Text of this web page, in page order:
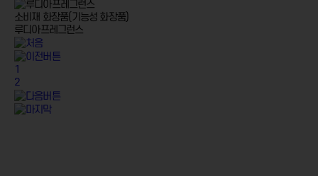
소비재 화장품(기능성 화장품)
루디아프레그런스
1
2